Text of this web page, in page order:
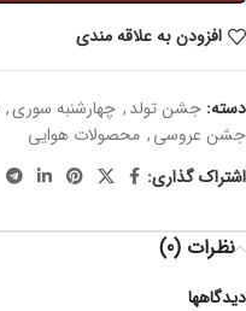
افزودن به علاقه مندی
دسته: جشن تولد, چهارشنبه سوری,
جشن عروسی, محصولات هوایی
اشتراک گذاری:
نظرات (0)
دیدگاهها